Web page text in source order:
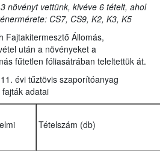
növényt vettünk, kivéve 6 tételt, ahol
CS7, CS9, K2, K3, K5
Fajtakitermesztő Állomás,
után a növényeket a
fűtetlen fóliasátrában teleltettük át.
évi tűztövis szaporítóanyag
adatai
Tételszám (db)